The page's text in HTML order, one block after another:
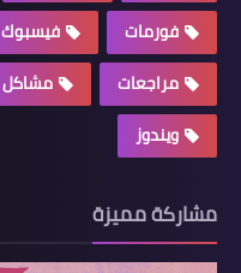
فورمات
فيسبوك
مراجعات
مشاكل
ويندوز
مشاركة مميزة